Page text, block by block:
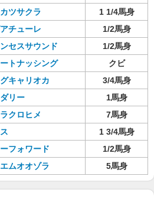
ツサクラ
1 1/4馬身
チューレ
1/2馬身
セスサウンド
1/2馬身
トナッシング
クビ
キャリオカ
3/4馬身
リー
1馬身
クロヒメ
7馬身
1 3/4馬身
フォワード
1/2馬身
ムオオゾラ 5馬身